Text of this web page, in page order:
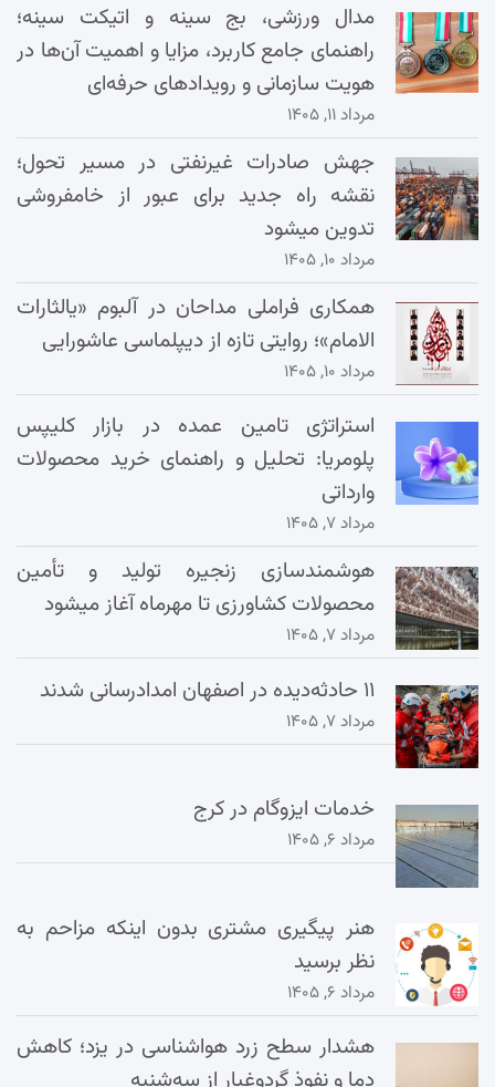
مدال ورزشی، بج سینه و اتیکت سینه؛
راهنمای جامع کاربرد، مزایا و اهمیت آن‌ها در
هویت سازمانی و رویدادهای حرفه‌ای
مرداد ۱۱, ۱۴۰۵
جهش صادرات غیرنفتی در مسیر تحول؛
نقشه راه جدید برای عبور از خامفروشی
تدوین میشود
مرداد ۱۰, ۱۴۰۵
همکاری فراملی مداحان در آلبوم «یالثارات
الامام»؛ روایتی تازه از دیپلماسی عاشورایی
مرداد ۱۰, ۱۴۰۵
استراتژی تامین عمده در بازار کلیپس
پلومریا: تحلیل و راهنمای خرید محصولات
وارداتی
مرداد ۷, ۱۴۰۵
هوشمندسازی زنجیره تولید و تأمین
محصولات کشاورزی تا مهرماه آغاز میشود
مرداد ۷, ۱۴۰۵
۱۱ حادثه‌دیده در اصفهان امدادرسانی شدند
مرداد ۷, ۱۴۰۵
خدمات ایزوگام در کرج
مرداد ۶, ۱۴۰۵
هنر پیگیری مشتری بدون اینکه مزاحم به
نظر برسید
مرداد ۶, ۱۴۰۵
هشدار سطح زرد هواشناسی در یزد؛ کاهش